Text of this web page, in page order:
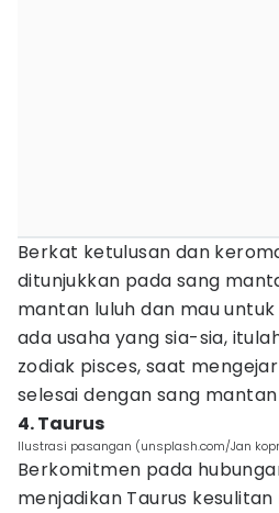
Berkat ketulusan dan
ditunjukkan pada sang
mantan luluh dan mau
ada usaha yang sia-sia,
zodiak pisces, saat
selesai dengan sang
4. Taurus
Ilustrasi pasangan (unsplash.com/Jan
Berkomitmen pada
menjadikan Taurus